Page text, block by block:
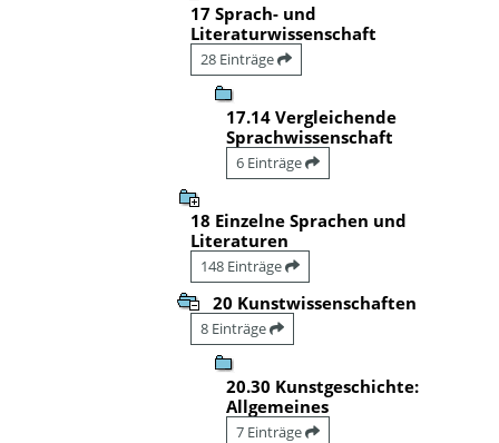
17 Sprach- und
Literaturwissenschaft
28 Einträge
17.14 Vergleichende
Sprachwissenschaft
6 Einträge
18 Einzelne Sprachen und
Literaturen
148 Einträge
20 Kunstwissenschaften
8 Einträge
20.30 Kunstgeschichte:
Allgemeines
7 Einträge